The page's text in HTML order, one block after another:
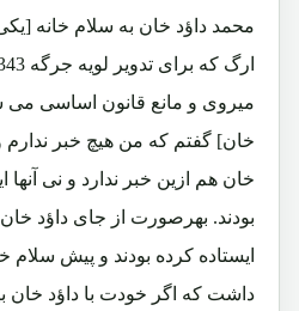
محمد داؤد خان به سلام خانه
میروی و مانع قانون اساسی می
خان] گفتم که من هیچ خبر ندارم
خان هم ازین خبر ندارد و نی آنها
بودند. بهرصورت از جای داؤد
ایستاده کرده بودند و پیش
داشت که اگر خودت با داؤد خان